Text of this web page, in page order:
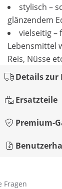
stylisch –
glänzendem
vielseitig –
Lebensmittel
Reis, Nüsse
Details zur
Ersatzteile
Premium-
Fragen